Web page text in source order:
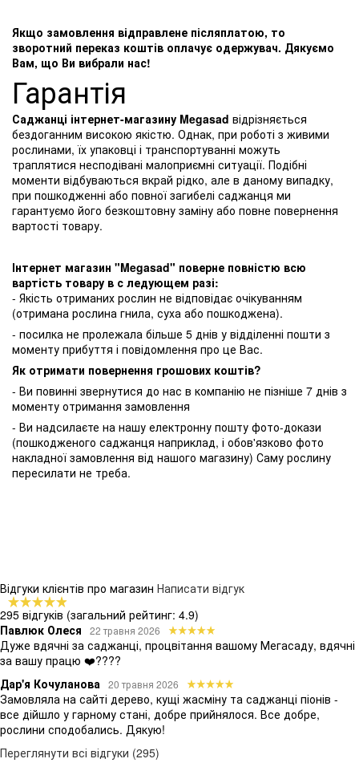
Якщо замовлення відправлене післяплатою, то
зворотний переказ коштів оплачує одержувач. Дякуємо
Вам, що Ви вибрали нас!
Гарантія
Саджанці інтернет-магазину Megasad відрізняється
бездоганним високою якістю. Однак, при роботі з живими
рослинами, їх упаковці і транспортуванні можуть
траплятися несподівані малоприємні ситуації. Подібні
моменти відбуваються вкрай рідко, але в даному випадку,
при пошкодженні або повної загибелі саджанця ми
гарантуємо його безкоштовну заміну або повне повернення
вартості товару.
Інтернет магазин "Megasad" поверне повністю всю
вартість товару в с ледующем разі:
- Якість отриманих рослин не відповідає очікуванням
(отримана рослина гнила, суха або пошкоджена).
- посилка не пролежала більше 5 днів у відділенні пошти з
моменту прибуття і повідомлення про це Вас.
Як отримати повернення грошових коштів?
- Ви повинні звернутися до нас в компанію не пізніше 7 днів з
моменту отримання замовлення
- Ви надсилаєте на нашу електронну пошту фото-докази
(пошкодженого саджанця наприклад, і обов'язково фото
накладної замовлення від нашого магазину) Саму рослину
пересилати не треба.
Відгуки клієнтів про магазин Написати відгук
295 відгуків (загальний рейтинг: 4.9)
Павлюк Олеся
22 травня 2026
Дуже вдячні за саджанці, процвітання вашому Мегасаду, вдячні
за вашу працю ❤️????
Дар'я Кочуланова 20 травня 2026
Замовляла на сайті дерево, кущі жасміну та саджанці піонів -
все дійшло у гарному стані, добре прийнялося. Все добре,
рослини сподобались. Дякую!
Переглянути всі відгуки (295)